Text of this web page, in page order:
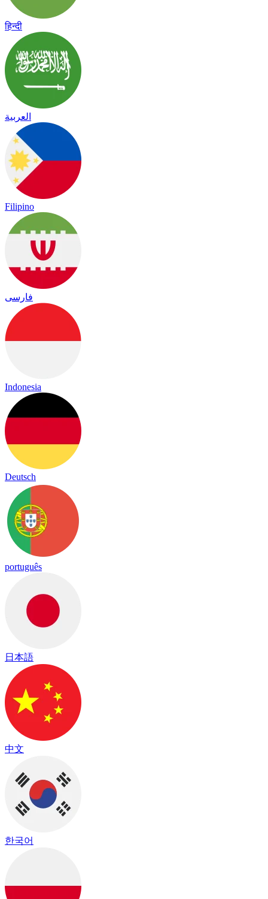
हिन्दी
العربية
Filipino
فارسی
Indonesia
Deutsch
português
日本語
中文
한국어